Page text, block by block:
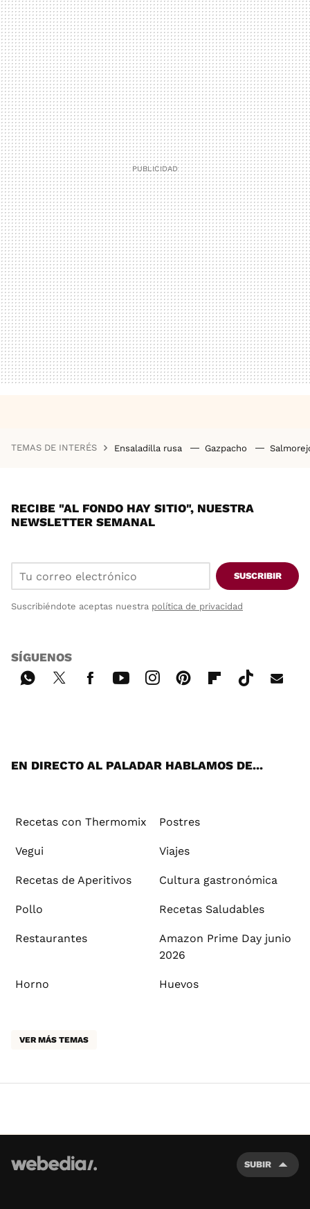
TEMAS DE INTERÉS Ensaladilla rusa Gazpacho
RECIBE "AL FONDO HAY SITIO", NUESTRA
NEWSLETTER SEMANAL
SUSCRIBIR
Suscribiéndote aceptas nuestra política de privacidad
SÍGUENOS
EN DIRECTO AL PALADAR HABLAMOS DE...
Recetas con Thermomix Postres
Vegui Viajes
Recetas de Aperitivos Cultura gastronómica
Pollo Recetas Saludables
Restaurantes
Amazon Prime Day junio
2026
Horno Huevos
VER MÁS TEMAS
SUBIR